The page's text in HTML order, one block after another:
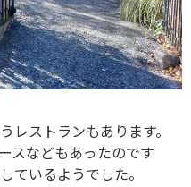
レストランもあります。
スなどもあったのです
ているようでした。